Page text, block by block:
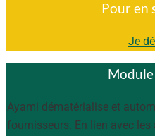
Pour en
Je
Ayami dématérialise et
fournisseurs. En lien avec